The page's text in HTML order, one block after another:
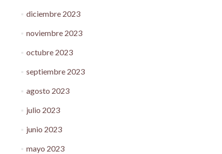
diciembre 2023
noviembre 2023
octubre 2023
septiembre 2023
agosto 2023
julio 2023
junio 2023
mayo 2023